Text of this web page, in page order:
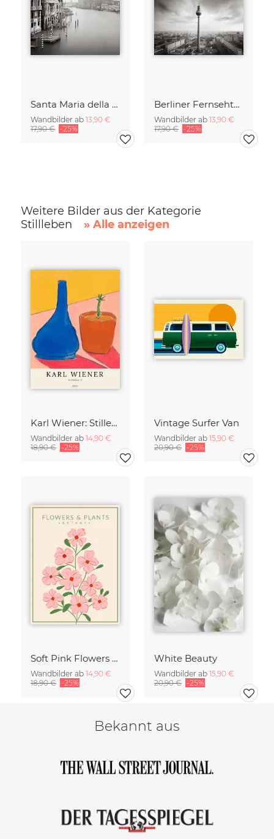
Santa Maria della Salute
Wandbilder ab 13,90 €
17,90 € -25%
Berliner Fernsehturm
Wandbilder ab 13,90 €
17,90 € -25%
Weitere Bilder aus der Kategorie
Stillleben
» Alle anzeigen
Karl Wiener: Stilleben II
Wandbilder ab 14,90 €
18,90 € -25%
Vintage Surfer Van
Wandbilder ab 15,90 €
20,90 € -25%
Soft Pink Flowers - Botany no4
Wandbilder ab 14,90 €
18,90 € -25%
White Beauty
Wandbilder ab 15,90 €
20,90 € -25%
Bekannt aus